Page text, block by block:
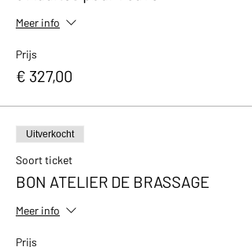
Meer info
Prijs
€ 327,00
Uitverkocht
Soort ticket
BON ATELIER DE BRASSAGE
Meer info
Prijs